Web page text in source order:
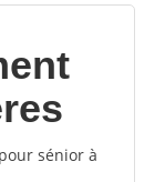
sénior à